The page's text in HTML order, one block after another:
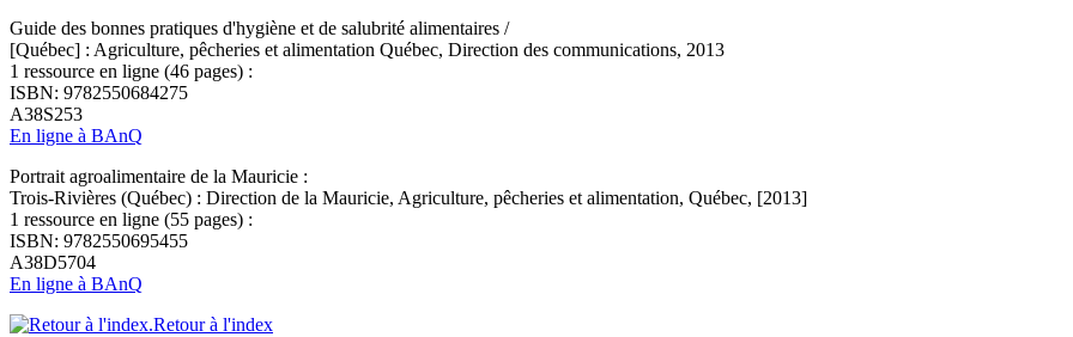
Guide des bonnes pratiques d'hygiène et de salubrité alimentaires /
[Québec] : Agriculture, pêcheries et alimentation Québec, Direction des communications, 2013
1 ressource en ligne (46 pages) :
ISBN: 9782550684275
A38S253
En ligne à BAnQ
Portrait agroalimentaire de la Mauricie :
Trois-Rivières (Québec) : Direction de la Mauricie, Agriculture, pêcheries et alimentation, Québec, [2013]
1 ressource en ligne (55 pages) :
ISBN: 9782550695455
A38D5704
En ligne à BAnQ
Retour à l'index